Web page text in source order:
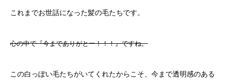
これまでお世話になった髪の毛たちです。
心の中で『今までありがとー！！！』ですね。
この白っぽい毛たちがいてくれたからこそ、今まで透明感のある